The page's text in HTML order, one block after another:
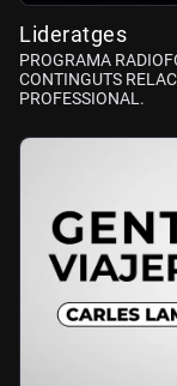
Lideratges
PROGRAMA
CONTINGUTS
PROFESSIONAL.